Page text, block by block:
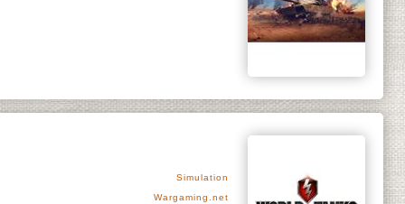
Simulation
Wargaming.net